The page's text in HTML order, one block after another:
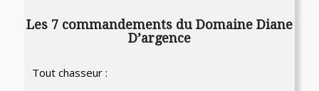
Les 7 commandements du Domaine Diane
D’argence
Tout chasseur :